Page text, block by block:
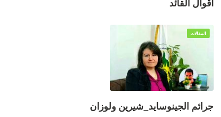
أقوال القائد
المقالات
جرائم الجينوسايد_شيرين ولوزان